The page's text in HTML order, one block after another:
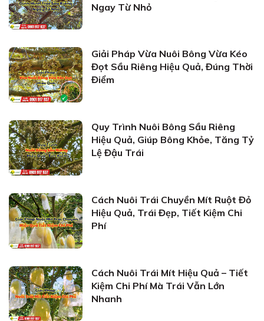
Ngay Từ Nhỏ
Giải Pháp Vừa Nuôi Bông Vừa Kéo
Đọt Sầu Riêng Hiệu Quả, Đúng Thời
Điểm
Quy Trình Nuôi Bông Sầu Riêng
Hiệu Quả, Giúp Bông Khỏe, Tăng Tỷ
Lệ Đậu Trái
Cách Nuôi Trái Chuyền Mít Ruột Đỏ
Hiệu Quả, Trái Đẹp, Tiết Kiệm Chi
Phí
Cách Nuôi Trái Mít Hiệu Quả – Tiết
Kiệm Chi Phí Mà Trái Vẫn Lớn
Nhanh